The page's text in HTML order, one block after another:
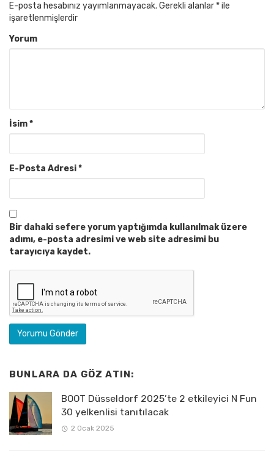
E-posta hesabınız yayımlanmayacak. Gerekli alanlar *ile
işaretlenmişlerdir
Yorum
İsim*
E-Posta Adresi*
Bir dahaki sefere yorum yaptığımda kullanılmak üzere
adımı, e-posta adresimi ve web site adresimi bu
tarayıcıya kaydet.
BUNLARA DA GÖZ ATIN:
BOOT Düsseldorf 2025’te 2 etkileyici N Fun
30 yelkenlisi tanıtılacak
2 Ocak 2025